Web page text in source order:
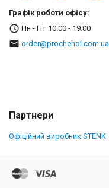
Графік роботи офісу:
Пн - Пт 10:00 - 19:00
order@prochehol.com.ua
Партнери
Офіційний виробник STENK